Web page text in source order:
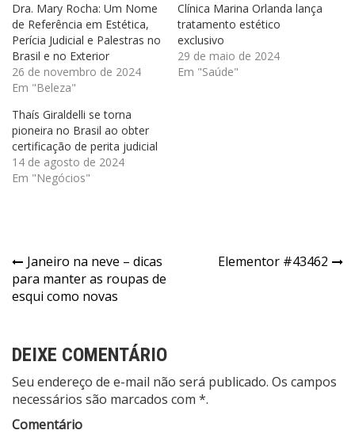
Dra. Mary Rocha: Um Nome
de Referência em Estética,
Perícia Judicial e Palestras no
Brasil e no Exterior
26 de novembro de 2024
Em "Beleza"
Clínica Marina Orlanda lança
tratamento estético
exclusivo
29 de maio de 2024
Em "Saúde"
Thaís Giraldelli se torna
pioneira no Brasil ao obter
certificação de perita judicial
14 de agosto de 2024
Em "Negócios"
Navegação
de
Janeiro na neve – dicas
para manter as roupas de
esqui como novas
Elementor #43462
DEIXE COMENTÁRIO
Seu endereço de e-mail não será publicado. Os campos
necessários são marcados com *.
Comentário